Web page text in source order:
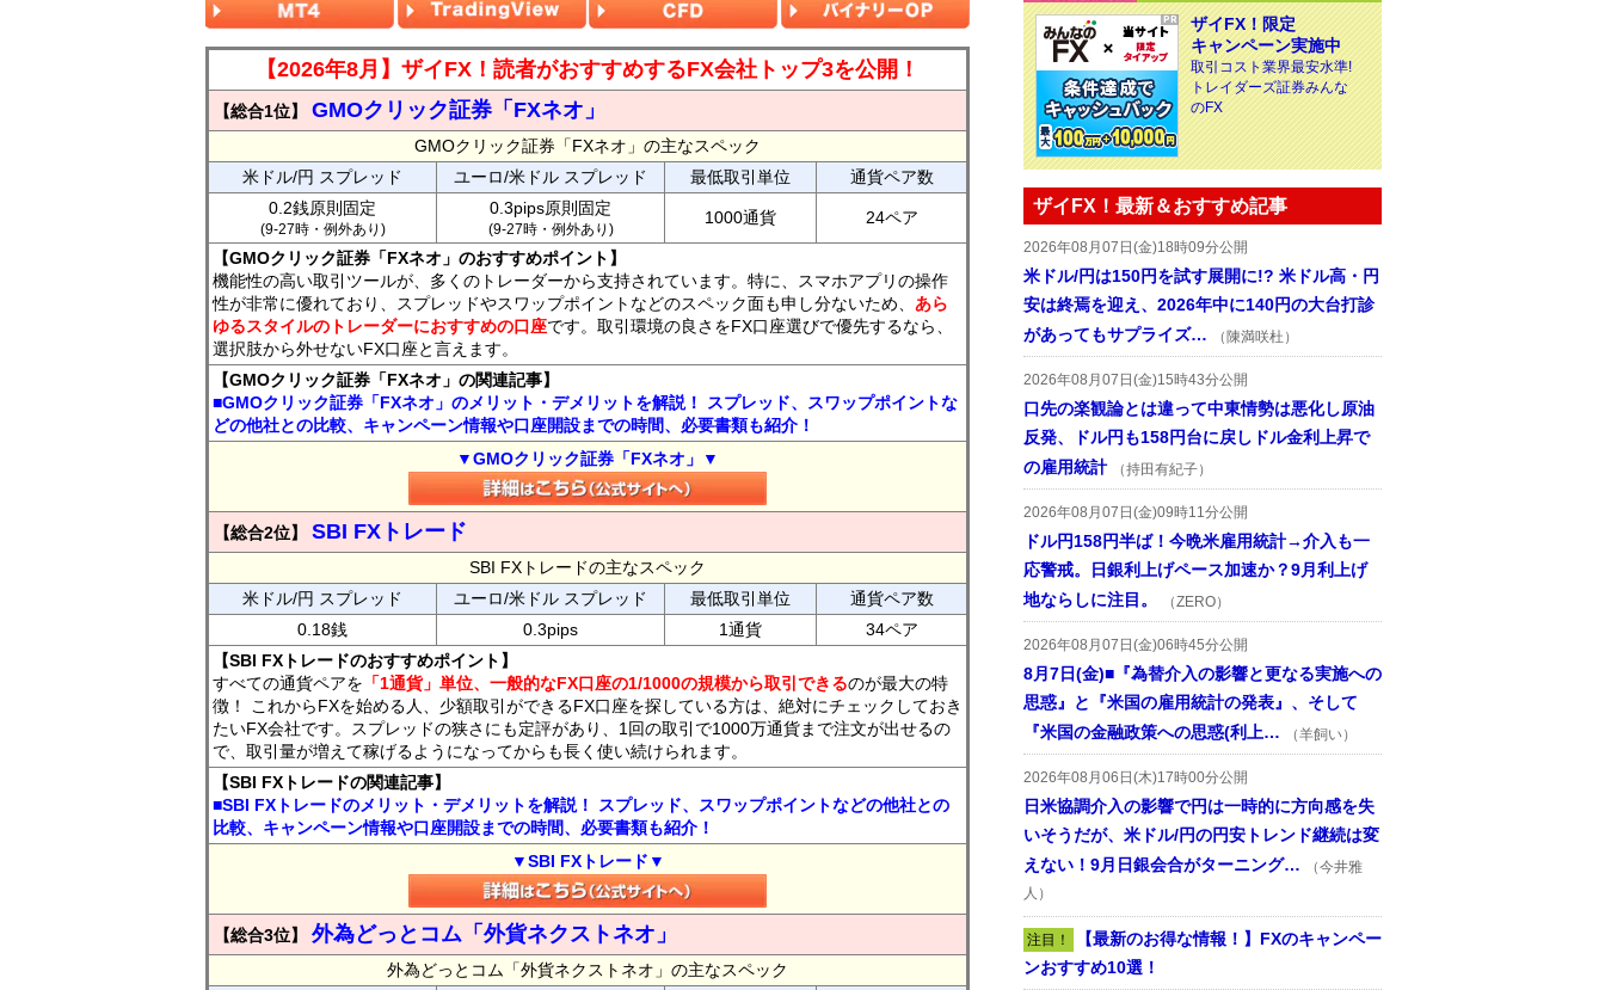
【2026年8月】ザイFX！読者がおすすめするFX会社トップ3を公開！
【総合1位】 GMOクリック証券「FXネオ」
GMOクリック証券「FXネオ」の主なスペック
米ドル/円 スプレッド
ユーロ/米ドル スプレッド 最低取引単位
通貨ペア数
0.2銭原則固定
(9-27時・例外あり)
0.3pips原則固定
(9-27時・例外あり)
1000通貨 24ペア
【GMOクリック証券「FXネオ」のおすすめポイント】
機能性の高い取引ツールが、多くのトレーダーから支持されています。特に、スマホアプリの操作
性が非常に優れており、スプレッドやスワップポイントなどのスペック面も申し分ないため、 あら
ゆるスタイルのトレーダーにおすすめの口座です。取引環境の良さをFX口座選びで優先するなら、
選択肢から外せないFX口座と言えます。
【GMOクリック証券「FXネオ」の関連記事】
■GMOクリック証券「FXネオ」のメリット・デメリットを解説！ スプレッド、スワップポイントな
どの他社との比較、キャンペーン情報や口座開設までの時間、必要書類も紹介！
▼GMOクリック証券「FXネオ」▼
【総合2位】 SBI FXトレード
SBI FXトレードの主なスペック
米ドル/円 スプレッド
ユーロ/米ドル スプレッド 最低取引単位
通貨ペア数
0.18銭
0.3pips 1通貨
34ペア
【SBI FXトレードのおすすめポイント】
すべての通貨ペアを 「1通貨」単位、一般的なFX口座の1/1000の規模から取引できるのが最大の特
徴！ これからFXを始める人、少額取引ができるFX口座を探している方は、絶対にチェックしておき
たいFX会社です。スプレッドの狭さにも定評があり、1回の取引で1000万通貨まで注文が出せるの
で、取引量が増えて稼げるようになってからも長く使い続けられます。
【SBI FXトレードの関連記事】
■SBI FXトレードのメリット・デメリットを解説！ スプレッド、スワップポイントなどの他社との
比較、キャンペーン情報や口座開設までの時間、必要書類も紹介！
▼SBI FXトレード▼
【総合3位】 外為どっとコム「外貨ネクストネオ」
外為どっとコム「外貨ネクストネオ」の主なスペック
ザイFX！限定
キャンペーン実施中
取引コスト業界最安水準!
トレイダーズ証券みんな
のFX
ザイFX！最新＆おすすめ記事
2026年08月07日(金)18時09分公開
米ドル/円は150円を試す展開に!? 米ドル高・円
安は終焉を迎え、2026年中に140円の大台打診
があってもサプライズ…
（陳満咲杜）
2026年08月07日(金)15時43分公開
口先の楽観論とは違って中東情勢は悪化し原油
反発、ドル円も158円台に戻しドル金利上昇で
の雇用統計
（持田有紀子）
2026年08月07日(金)09時11分公開
ドル円158円半ば！今晩米雇用統計→介入も一
応警戒。日銀利上げペース加速か？9月利上げ
地ならしに注目。
（ZERO）
2026年08月07日(金)06時45分公開
8月7日(金)■『為替介入の影響と更なる実施への
思惑』と『米国の雇用統計の発表』、そして
『米国の金融政策への思惑(利上…
（羊飼い）
2026年08月06日(木)17時00分公開
日米協調介入の影響で円は一時的に方向感を失
いそうだが、米ドル/円の円安トレンド継続は変
えない！9月日銀会合がターニング…
（今井雅
人）
注目！ 【最新のお得な情報！】FXのキャンペー
ンおすすめ10選！